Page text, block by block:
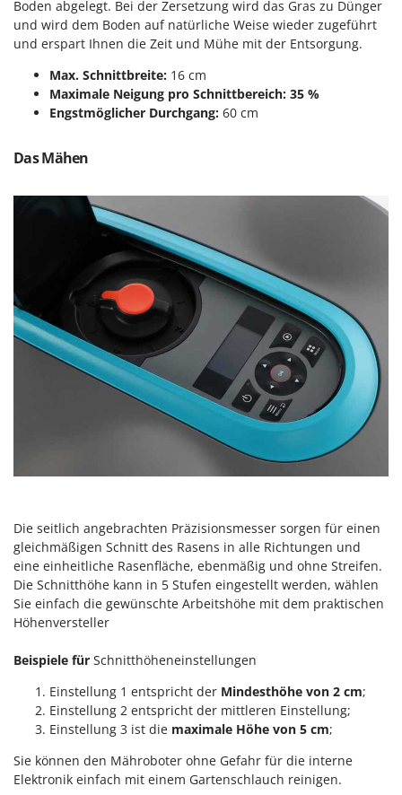
Spiralmac
Spring Protezione
Stanley
Stiga
TecnoGen
Tellarini Pompe
Telwin
Tenco
Tineco
Troy-Bilt
U
Udor
Unger
Verdemax
Volpi
W
Waldner
Weber
Boden abgelegt. Bei der Zersetzung wird das Gras zu Dünger
und wird dem Boden auf natürliche Weise wieder zugeführt
und erspart Ihnen die Zeit und Mühe mit der Entsorgung.
Max. Schnittbreite: 16 cm
Maximale Neigung pro Schnittbereich: 35 %
Engstmöglicher Durchgang: 60 cm
Das Mähen
Die seitlich angebrachten Präzisionsmesser sorgen für einen
gleichmäßigen Schnitt des Rasens in alle Richtungen und
eine einheitliche Rasenfläche, ebenmäßig und ohne Streifen.
Die Schnitthöhe kann in 5 Stufen eingestellt werden, wählen
Sie einfach die gewünschte Arbeitshöhe mit dem praktischen
Höhenversteller
Beispiele für Schnitthöheneinstellungen
Einstellung 1 entspricht der Mindesthöhe von 2 cm;
Einstellung 2 entspricht der mittleren Einstellung;
Einstellung 3 ist die maximale Höhe von 5 cm;
Sie können den Mähroboter ohne Gefahr für die interne
Elektronik einfach mit einem Gartenschlauch reinigen.